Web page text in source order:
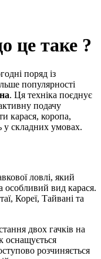
це таке ?
поряд із
популярності
. Ця техніка поєднує
подачу
карася, коропа,
у складних умовах.
ловлі, який
особливий вид карася.
Кореї, Тайвані та
двох гачків на
оснащується
розчиняється